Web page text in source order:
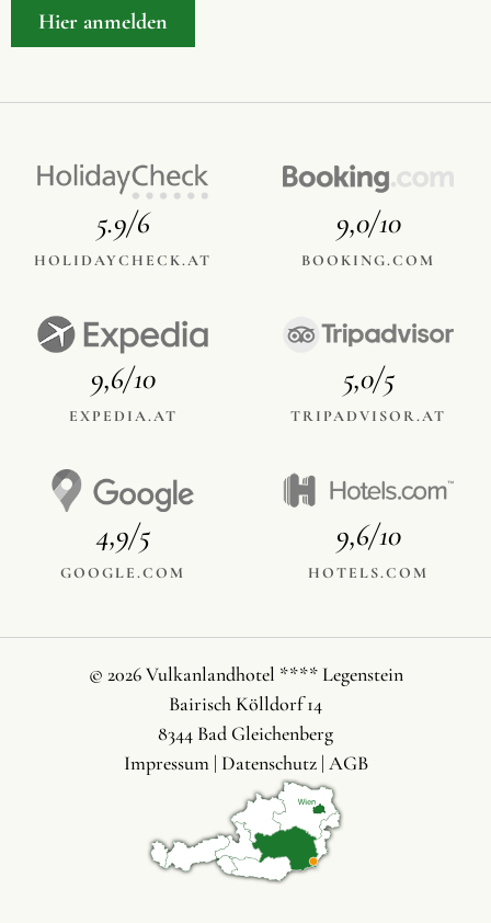
Hier anmelden
5.9/6
HOLIDAYCHECK.AT
9,0/10
BOOKING.COM
9,6/10
EXPEDIA.AT
5,0/5
TRIPADVISOR.AT
4,9/5
GOOGLE.COM
9,6/10
HOTELS.COM
© 2026 Vulkanlandhotel **** Legenstein
Bairisch Kölldorf 14
8344 Bad Gleichenberg
Impressum| Datenschutz| AGB